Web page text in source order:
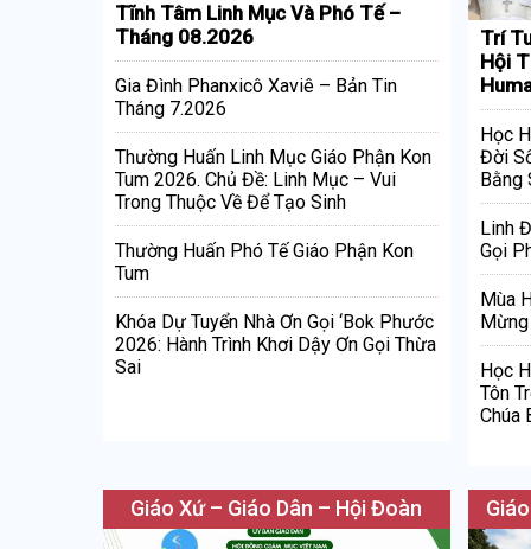
Tĩnh Tâm Linh Mục Và Phó Tế –
Tháng 08.2026
Gia Đình Phanxicô Xaviê – Bản Tin
Tháng 7.2026
Thường Huấn Linh Mục Giáo Phận Kon
Tum 2026. Chủ Đề: Linh Mục – Vui
Trong Thuộc Về Để Tạo Sinh
Thường Huấn Phó Tế Giáo Phận Kon
Tum
Khóa Dự Tuyển Nhà Ơn Gọi ‘Bok Phước
2026: Hành Trình Khơi Dậy Ơn Gọi Thừa
Sai
Trí
Hội
Học
Đời
Bằng
Linh
Gọi
Mùa
Học
Tôn
Chúa
Giáo Xứ – Giáo Dân – Hội Đoàn